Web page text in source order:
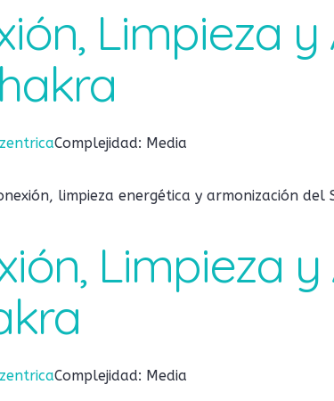
Limpieza
Complejidad: Media
limpieza energética y armonización
Limpieza
Complejidad: Media